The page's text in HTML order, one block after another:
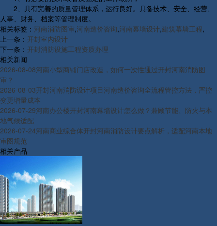
2、具有完善的质量管理体系，运行良好。具备技术、安全、经营、
人事、财务、档案等管理制度。
相关标签： 河南消防图审,河南造价咨询,河南幕墙设计,建筑幕墙工程,
上一条： 开封室内设计
下一条： 开封消防设施工程资质办理
相关新闻
2026-08-08河南小型商铺门店改造，如何一次性通过开封河南消防图
审？
2026-08-03开封河南消防设计项目河南造价咨询全流程管控方法，严控
变更增量成本
2026-07-29河南办公楼开封河南幕墙设计怎么做？兼顾节能、防火与本
地气候适配
2026-07-24河南商业综合体开封河南消防设计要点解析，适配河南本地
审图规范
相关产品